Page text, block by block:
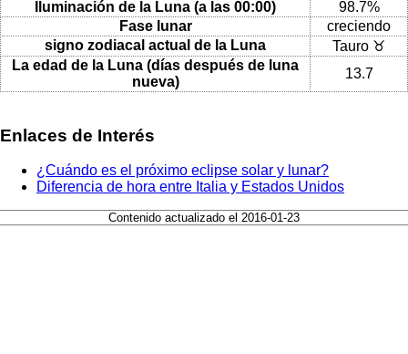
Iluminación de la Luna (a las 00:00)
98.7%
Fase lunar
creciendo
signo zodiacal actual de la Luna
Tauro ♉
La edad de la Luna (días después de luna
nueva)
13.7
Enlaces de Interés
¿Cuándo es el próximo eclipse solar y lunar?
Diferencia de hora entre Italia y Estados Unidos
Contenido actualizado el 2016-01-23